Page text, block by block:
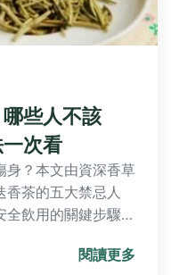
些人不該
次看
身？本文由資深香草
茶的五大禁忌人
飲用的關鍵步驟與
閱讀更多